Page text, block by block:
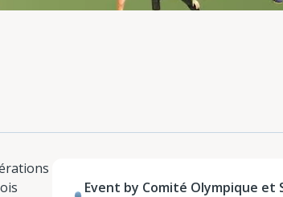
Event by Comité Olympique et